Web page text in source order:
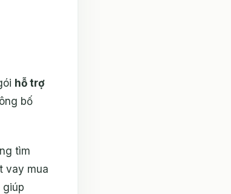
hỗ trợ
bố
tìm
vay mua
giúp